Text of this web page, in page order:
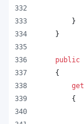
}
}
public
{
get
{